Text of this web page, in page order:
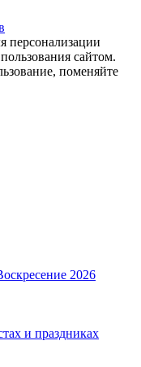
персонализации
сайтом.
поменяйте
2026
и праздниках